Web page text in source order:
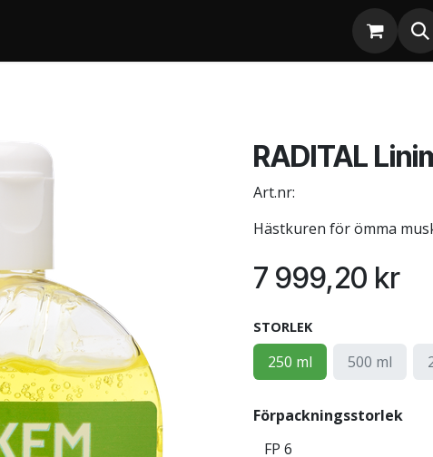
RADITAL
Art.nr:
Hästkuren för ömma
7 999,20 kr
STORLEK
250 ml 500 ml
Förpackningsstorlek